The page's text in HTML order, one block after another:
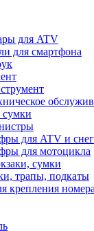
для ATV
для смартфона
для ATV и
для мотоцикла
сумки
трапы, подкаты
крепления номера